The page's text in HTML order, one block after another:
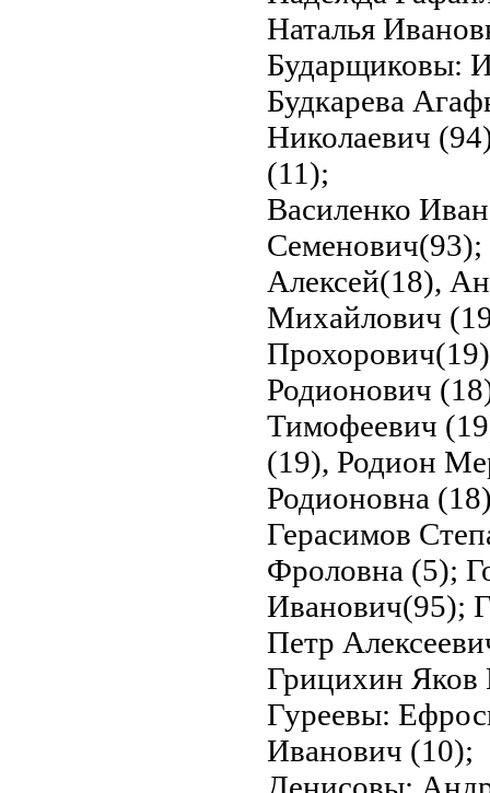
Наталья
Бударщиковы:
Будкарева
Николаевич
(11);
Василенко
Семенович(93);
Алексей(18),
Михайлович
Родионович
Тимофеевич
(19), Родион
Родионовна
Герасимов
Фроловна (5);
Иванович(95);
Петр
Грицихин Яков
Гуреевы:
Иванович (10);